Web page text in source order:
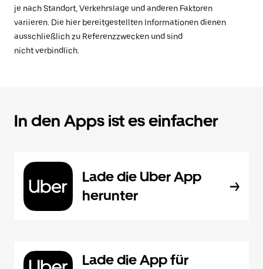
je nach Standort, Verkehrslage und anderen Faktoren
variieren. Die hier bereitgestellten Informationen dienen
ausschließlich zu Referenzzwecken und sind
nicht verbindlich.
In den Apps ist es einfacher
Lade die Uber App
herunter
Lade die App für